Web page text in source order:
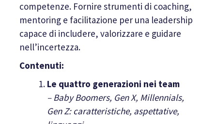
competenze. Fornire strumenti di coaching,
mentoring e facilitazione per una leadership
capace di includere, valorizzare e guidare
nell’incertezza.
Contenuti:
Le quattro generazioni nei team
– Baby Boomers, Gen X, Millennials,
Gen Z: caratteristiche, aspettative,